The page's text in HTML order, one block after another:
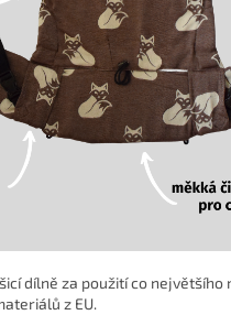
dílně za použití co největšího
z EU.